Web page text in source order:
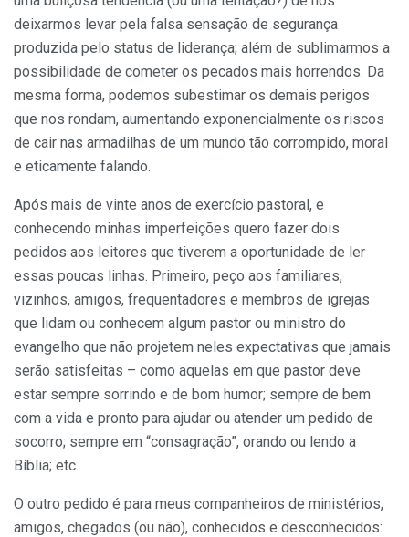
deixarmos levar pela falsa sensação de segurança
produzida pelo status de liderança; além de sublimarmos a
possibilidade de cometer os pecados mais horrendos. Da
mesma forma, podemos subestimar os demais perigos
que nos rondam, aumentando exponencialmente os riscos
de cair nas armadilhas de um mundo tão corrompido, moral
e eticamente falando.
Após mais de vinte anos de exercício pastoral, e
conhecendo minhas imperfeições quero fazer dois
pedidos aos leitores que tiverem a oportunidade de ler
essas poucas linhas. Primeiro, peço aos familiares,
vizinhos, amigos, frequentadores e membros de igrejas
que lidam ou conhecem algum pastor ou ministro do
evangelho que não projetem neles expectativas que jamais
serão satisfeitas – como aquelas em que pastor deve
estar sempre sorrindo e de bom humor; sempre de bem
com a vida e pronto para ajudar ou atender um pedido de
socorro; sempre em “consagração”, orando ou lendo a
Bíblia; etc.
O outro pedido é para meus companheiros de ministérios,
amigos, chegados (ou não), conhecidos e desconhecidos: